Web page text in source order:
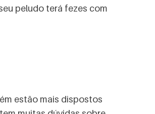
peludo terá fezes com
estão mais dispostos